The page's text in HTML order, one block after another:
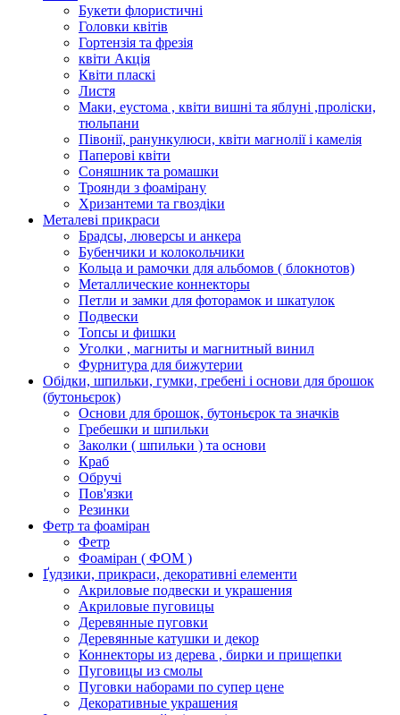
Букети флористичні
Головки квітів
Гортензія та фрезія
квіти Акція
Квіти пласкі
Листя
Маки, еустома , квіти вишні та яблуні ,проліски,
тюльпани
Півонії, ранункулюси, квіти магнолії і камелія
Паперові квіти
Соняшник та ромашки
Троянди з фоамірану
Хризантеми та гвоздіки
Металеві прикраси
Брадсы, люверсы и анкера
Бубенчики и колокольчики
Кольца и рамочки для альбомов ( блокнотов)
Металлические коннекторы
Петли и замки для фоторамок и шкатулок
Подвески
Топсы и фишки
Уголки , магниты и магнитный винил
Фурнитура для бижутерии
Обідки, шпильки, гумки, гребені і основи для брошок
(бутоньєрок)
Основи для брошок, бутоньєрок та значків
Гребешки и шпильки
Заколки ( шпильки ) та основи
Краб
Обручі
Пов'язки
Резинки
Фетр та фоаміран
Фетр
Фоаміран ( ФОМ )
Ґудзики, прикраси, декоративні елементи
Акриловые подвески и украшения
Акриловые пуговицы
Деревянные пуговки
Деревянные катушки и декор
Коннекторы из дерева , бирки и прищепки
Пуговицы из смолы
Пуговки наборами по супер цене
Декоративные украшения